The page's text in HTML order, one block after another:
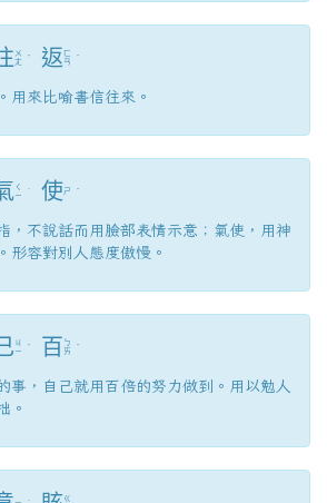
ㄨ
ㄤ
ˇ 返 ㄈ
ㄢ
ˇ
用來比喻書信往來。
ㄑ
ㄧ
ˋ 使ㄕ ˇ
，不說話而用臉部表情示意；氣使，用神
形容對別人態度傲慢。
ㄐ
ㄧ
ˇ 百 ㄅ
ㄞ
ˇ
事，自己就用百倍的努力做到。用以勉人
。
ㄍ